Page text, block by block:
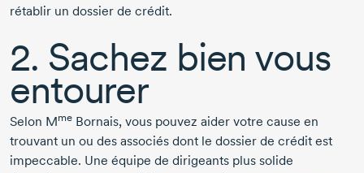
rétablir un dossier de crédit.
2. Sachez bien vous
entourer
Selon Mme Bornais, vous pouvez aider votre cause en
trouvant un ou des associés dont le dossier de crédit est
impeccable. Une équipe de dirigeants plus solide